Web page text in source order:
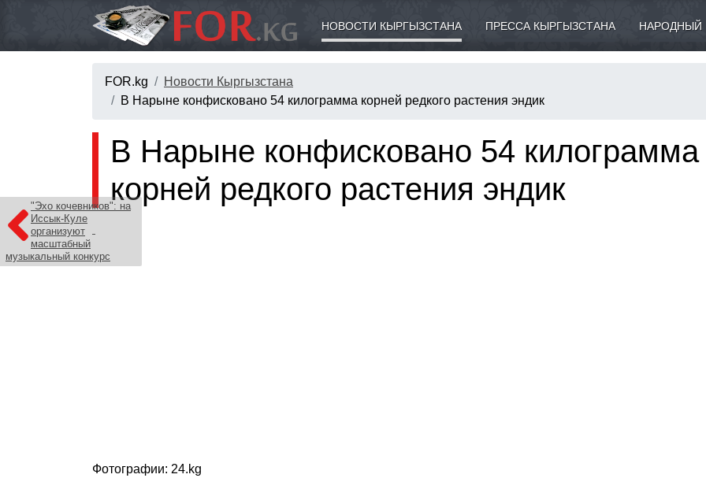
НОВОСТИ КЫРГЫЗСТАНА ПРЕССА КЫРГЫЗСТАНА НАРОДНЫЙ
FOR.kg
Новости Кыргызстана
В Нарыне конфисковано 54 килограмма корней редкого растения эндик
"Эхо кочевников": на
Иссык-Куле
организуют
масштабный
музыкальный конкурс
В Нарыне конфисковано 54 килограмма
корней редкого растения эндик
Фотографии: 24.kg